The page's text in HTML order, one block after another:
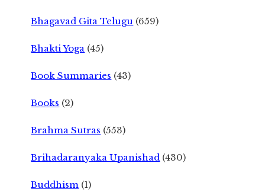
Bhagavad Gita Telugu (659)
Bhakti Yoga (45)
Book Summaries (43)
Books (2)
Brahma Sutras (553)
Brihadaranyaka Upanishad (430)
Buddhism (1)